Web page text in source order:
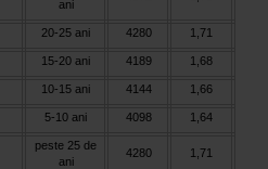
ani
20-25 ani 4280 1,71
15-20 ani 4189 1,68
10-15 ani 4144 1,66
5-10 ani 4098 1,64
peste 25 de
ani
4280 1,71